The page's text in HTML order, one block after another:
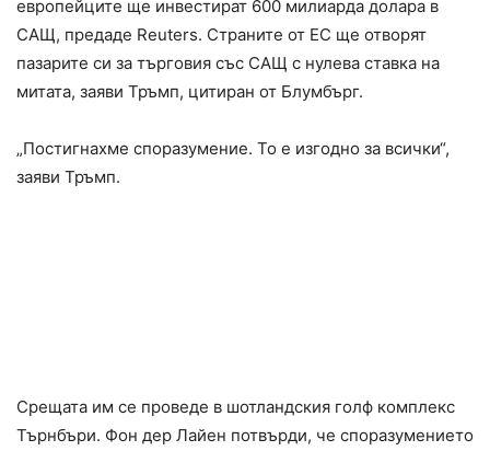
европейците ще инвестират 600 милиарда долара в
САЩ, предаде Reuters. Страните от ЕС ще отворят
пазарите си за търговия със САЩ с нулева ставка на
митата, заяви Тръмп, цитиран от Блумбърг.
„Постигнахме споразумение. То е изгодно за всички“,
заяви Тръмп.
Срещата им се проведе в шотландския голф комплекс
Търнбъри. Фон дер Лайен потвърди, че споразумението